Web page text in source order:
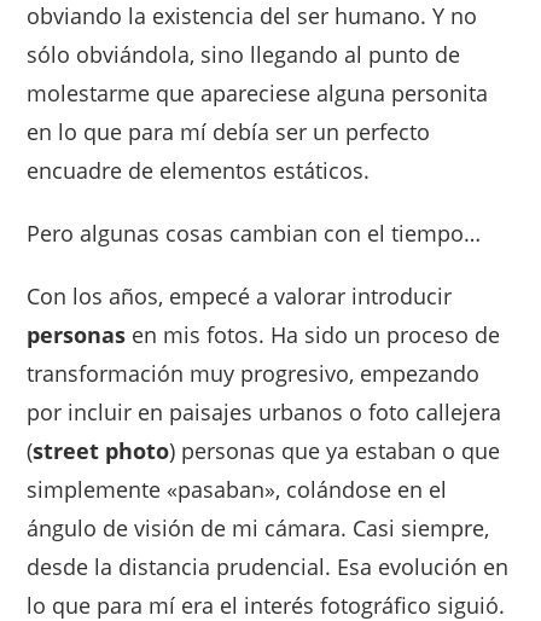
obviando la existencia del ser humano. Y no
sólo obviándola, sino llegando al punto de
molestarme que apareciese alguna personita
en lo que para mí debía ser un perfecto
encuadre de elementos estáticos.
Pero algunas cosas cambian con el tiempo…
Con los años, empecé a valorar introducir
personas en mis fotos. Ha sido un proceso de
transformación muy progresivo, empezando
por incluir en paisajes urbanos o foto callejera
(street photo) personas que ya estaban o que
simplemente «pasaban», colándose en el
ángulo de visión de mi cámara. Casi siempre,
desde la distancia prudencial. Esa evolución en
lo que para mí era el interés fotográfico siguió.